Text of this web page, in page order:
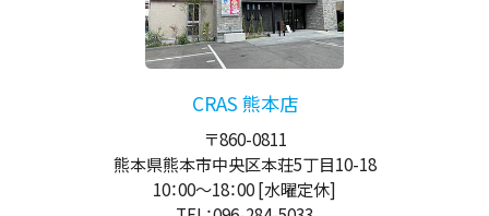
CRAS 熊本店
〒860-0811
熊本県熊本市中央区本荘5丁目10-18
10：00～18：00[水曜定休]